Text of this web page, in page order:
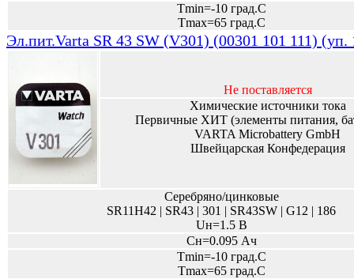
Tmin=-10 град.С
Tmax=65 град.С
Эл.пит.Varta SR 43 SW (V301) (00301 101 111) (уп.
Не поставляется
Химические источники тока
Первичные ХИТ (элементы питания,
VARTA Microbattery GmbH
Швейцарская Конфедерация
Серебряно/цинковые
SR11H42 | SR43 | 301 | SR43SW | G12 | 186
Uн=1.5 В
Сн=0.095 Ач
Tmin=-10 град.С
Tmax=65 град.С